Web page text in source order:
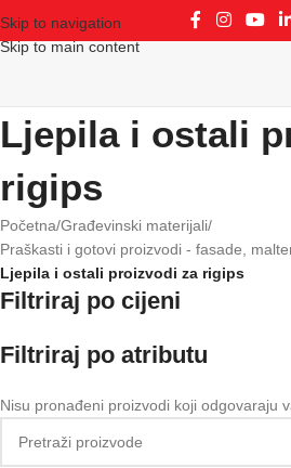
Skip to navigation
Skip to main content
Ljepila i ostali
rigips
Početna/Građevinski materijali/
Praškasti i gotovi proizvodi - fasade,
Ljepila i ostali proizvodi za rigips
Filtriraj po cijeni
Filtriraj po atributu
Nisu pronađeni proizvodi koji odgovaraju